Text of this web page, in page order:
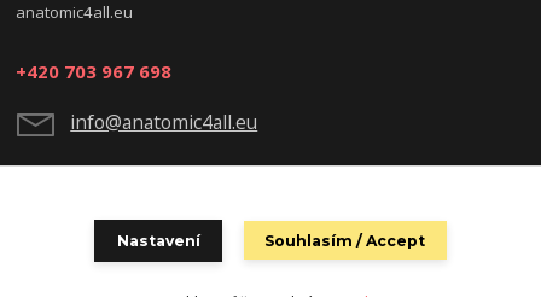
anatomic4all.eu
+420 703 967 698
info@anatomic4all.eu
Nastavení Souhlasím / Accept